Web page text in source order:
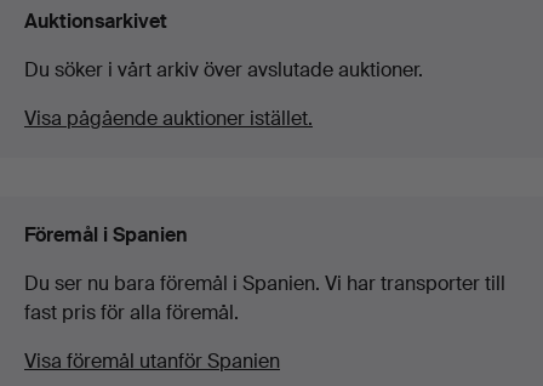
Auktionsarkivet
Du söker i vårt arkiv över avslutade auktioner.
Visa pågående auktioner istället.
Föremål i Spanien
Du ser nu bara föremål i Spanien. Vi har transporter till
fast pris för alla föremål.
Visa föremål utanför Spanien